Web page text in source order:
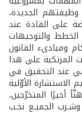
الجديدة،
على القادة عند
والتوجيهات
ومبادىء القانون
المرتكبة على هذا
عند التحقيق في
الأوّلية
أخيرًا المتخرّجين،
الجميـع نخـب